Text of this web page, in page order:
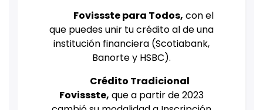
Fovissste para Todos, con el
que puedes unir tu crédito al de una
institución financiera (Scotiabank,
Banorte y HSBC).
Crédito Tradicional
Fovissste, que a partir de 2023